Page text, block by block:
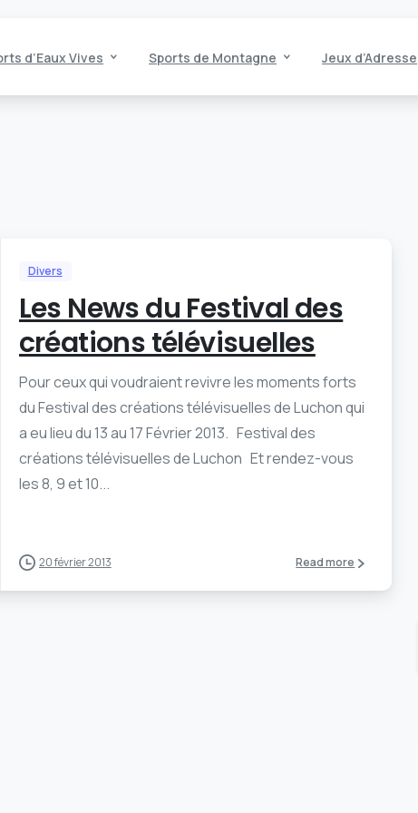
d’Eaux Vives Sports de Montagne Jeux d’Adresse
Divers
Les News du Festival des
créations télévisuelles
Pour ceux qui voudraient revivre les moments forts
du Festival des créations télévisuelles de Luchon qui
a eu lieu du 13 au 17 Février 2013. Festival des
créations télévisuelles de Luchon Et rendez-vous
les 8, 9 et 10...
20 février 2013 Read more